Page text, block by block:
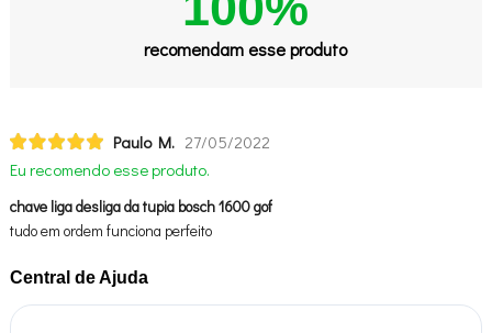
recomendam esse produto
Paulo M. 27/05/2022
Eu recomendo esse produto.
chave liga desliga da tupia bosch 1600 gof
tudo em ordem funciona perfeito
Central de Ajuda